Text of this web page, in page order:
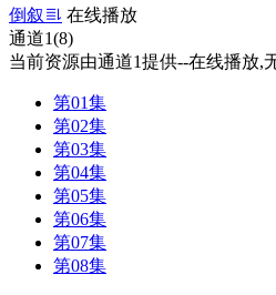
倒叙
在线播放
通道1(8)
当前资源由通道1提供--在线播放,
第01集
第02集
第03集
第04集
第05集
第06集
第07集
第08集